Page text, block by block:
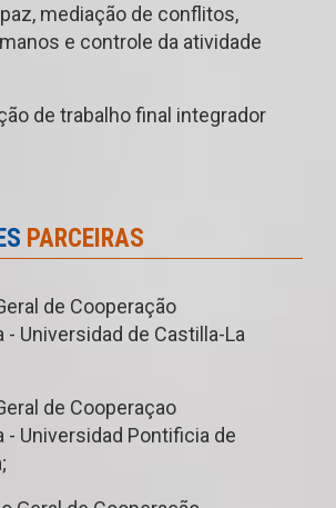
mediação de conflitos,
e controle da atividade
de trabalho final integrador
PARCEIRAS
de Cooperação
- Universidad de Castilla-La
de Cooperaçao
- Universidad Pontificia de